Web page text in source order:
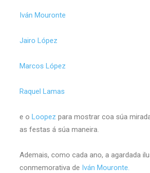
Iván Mouronte
Jairo López
Marcos López
Raquel Lamas
e o Loopez para mostrar coa súa
as festas á súa maneira.
Ademais, como cada ano, a agardada
conmemorativa de Iván Mouronte.